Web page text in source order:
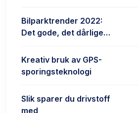
Bilparktrender 2022:
Det gode, det dårlige…
Kreativ bruk av GPS-
sporingsteknologi
Slik sparer du drivstoff
med